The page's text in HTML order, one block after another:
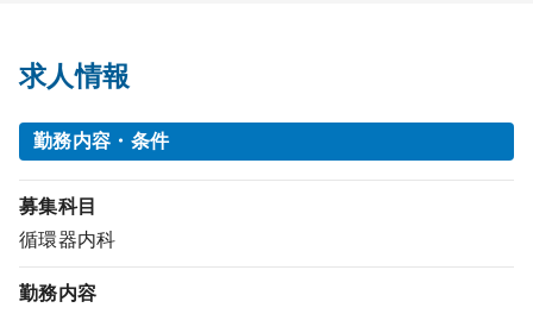
求人情報
勤務内容・条件
募集科目
循環器内科
勤務内容